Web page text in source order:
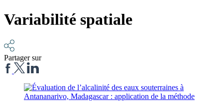
Variabilité spatiale
Partager sur